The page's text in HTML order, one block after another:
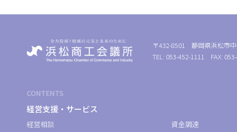
〒432-8501 静岡県浜松市中
TEL: 053-452-1111 FAX:
CONTENTS
経営支援・サービス
経営相談 資金調達